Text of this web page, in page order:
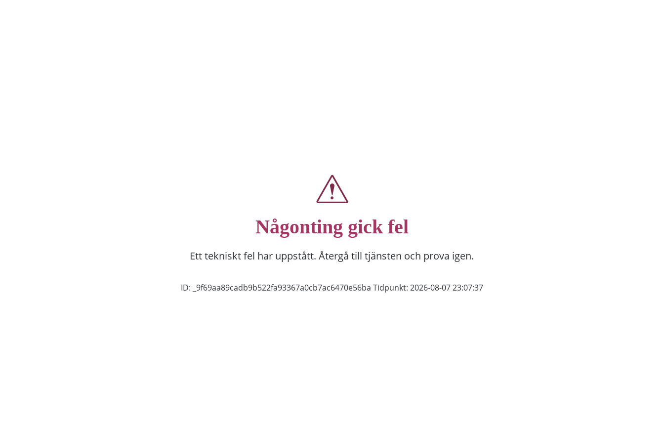
Någonting gick fel
Ett tekniskt fel har uppstått. Återgå till tjänsten och prova igen.
ID: _9f69aa89cadb9b522fa93367a0cb7ac6470e56ba Tidpunkt: 2026-08-07 23:07:37